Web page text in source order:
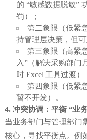
的 “敏感数据脱敏”
罚）；
第二象限（低紧
持管理层决策，但可
第三象限（高紧
入”（解决采购部门
时 Excel 工具过渡）
第四象限（低紧
暂不开发）。
冲突协调：平衡 “业
当业务部门与管理部门
核心，寻找平衡点。例